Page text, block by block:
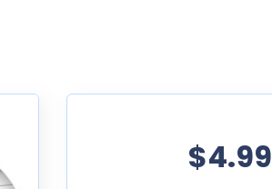
$4.99